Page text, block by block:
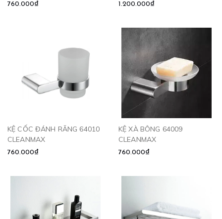
760.000₫ 1.200.000₫
KỆ CỐC ĐÁNH RĂNG 64010
CLEANMAX
760.000₫
KỆ XÀ BÔNG 64009
CLEANMAX
760.000₫